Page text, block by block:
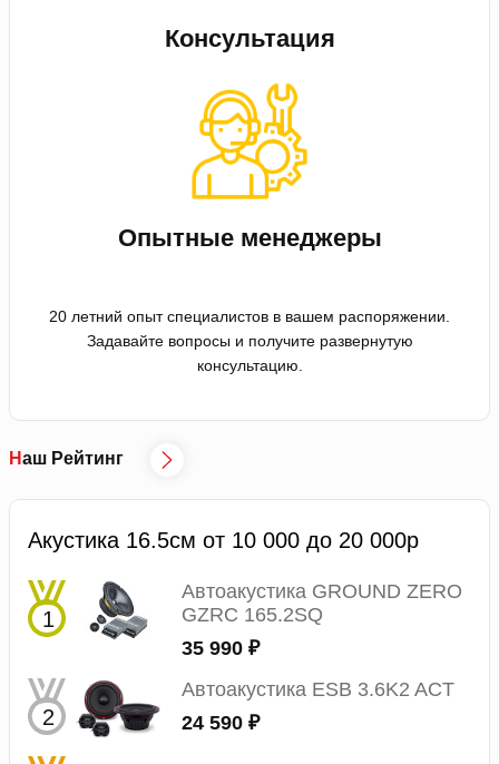
Консультация
Опытные менеджеры
20 летний опыт специалистов в вашем распоряжении.
Задавайте вопросы и получите развернутую
консультацию.
Наш Рейтинг
Акустика 16.5см от 10 000 до 20 000р
Автоакустика GROUND ZERO
GZRC 165.2SQ
35 990 ₽
Автоакустика ESB 3.6K2 ACT
24 590 ₽